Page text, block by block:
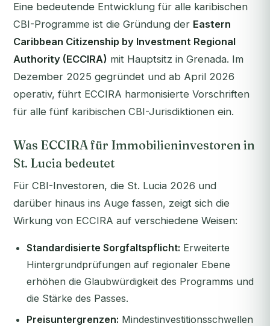
Eine bedeutende Entwicklung für alle karibischen
CBI-Programme ist die Gründung der Eastern
Caribbean Citizenship by Investment Regional
Authority (ECCIRA) mit Hauptsitz in Grenada. Im
Dezember 2025 gegründet und ab April 2026
operativ, führt ECCIRA harmonisierte Vorschriften
für alle fünf karibischen CBI-Jurisdiktionen ein.
Was ECCIRA für Immobilieninvestoren in
St. Lucia bedeutet
Für CBI-Investoren, die St. Lucia 2026 und
darüber hinaus ins Auge fassen, zeigt sich die
Wirkung von ECCIRA auf verschiedene Weisen:
Standardisierte Sorgfaltspflicht: Erweiterte
Hintergrundprüfungen auf regionaler Ebene
erhöhen die Glaubwürdigkeit des Programms und
die Stärke des Passes.
Preisuntergrenzen: Mindestinvestitionsschwellen